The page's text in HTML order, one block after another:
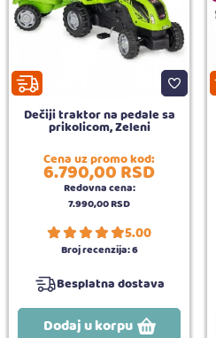
Dečiji traktor na pedale sa
prikolicom, Zeleni
Cena uz promo kod:
6.790,00RSD
Redovna cena:
7.990,00RSD
5.00
Broj recenzija:6
Besplatna dostava
Dodaj u korpu